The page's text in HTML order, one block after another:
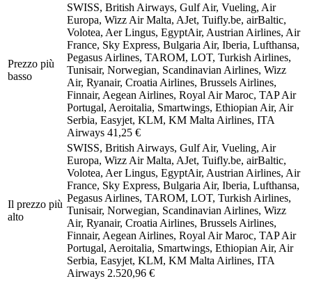
Prezzo più
basso
SWISS, British Airways, Gulf Air, Vueling, Air
Europa, Wizz Air Malta, AJet, Tuifly.be, airBaltic,
Volotea, Aer Lingus, EgyptAir, Austrian Airlines, Air
France, Sky Express, Bulgaria Air, Iberia, Lufthansa,
Pegasus Airlines, TAROM, LOT, Turkish Airlines,
Tunisair, Norwegian, Scandinavian Airlines, Wizz
Air, Ryanair, Croatia Airlines, Brussels Airlines,
Finnair, Aegean Airlines, Royal Air Maroc, TAP Air
Portugal, Aeroitalia, Smartwings, Ethiopian Air, Air
Serbia, Easyjet, KLM, KM Malta Airlines, ITA
Airways 41,25 €
Il prezzo più
alto
SWISS, British Airways, Gulf Air, Vueling, Air
Europa, Wizz Air Malta, AJet, Tuifly.be, airBaltic,
Volotea, Aer Lingus, EgyptAir, Austrian Airlines, Air
France, Sky Express, Bulgaria Air, Iberia, Lufthansa,
Pegasus Airlines, TAROM, LOT, Turkish Airlines,
Tunisair, Norwegian, Scandinavian Airlines, Wizz
Air, Ryanair, Croatia Airlines, Brussels Airlines,
Finnair, Aegean Airlines, Royal Air Maroc, TAP Air
Portugal, Aeroitalia, Smartwings, Ethiopian Air, Air
Serbia, Easyjet, KLM, KM Malta Airlines, ITA
Airways 2.520,96 €